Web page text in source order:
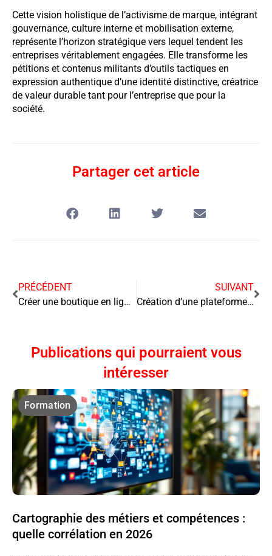
Cette vision holistique de l’activisme de marque, intégrant
gouvernance, culture interne et mobilisation externe,
représente l’horizon stratégique vers lequel tendent les
entreprises véritablement engagées. Elle transforme les
pétitions et contenus militants d’outils tactiques en
expression authentique d’une identité distinctive, créatrice
de valeur durable tant pour l’entreprise que pour la
société.
Partager cet article
PRÉCÉDENT
Créer une boutique en ligne et maîtriser ses marges
SUIVANT
Création d’une plateforme LMS avec le titre professionnel formateur pour adulte
Publications qui pourraient vous
intéresser
Formation
Cartographie des métiers et compétences :
quelle corrélation en 2026